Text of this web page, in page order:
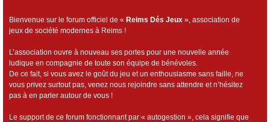
Bienvenue sur le forum officiel de « Reims Dés Jeux », association de
jeux de société modernes à Reims !
L’association ouvre à nouveau ses portes pour une nouvelle année
ludique en compagnie de toute son équipe de bénévoles.
De ce fait, si vous avez le goût du jeu et un enthousiasme sans faille, ne
vous privez surtout pas, venez nous rejoindre sans attendre et n’hésitez
pas à en parler autour de vous !
Le support de ce forum fonctionnant par « autogestion », cela signifie que